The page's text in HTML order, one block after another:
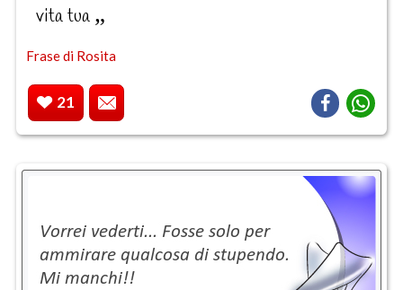
vita tua
Frase di Rosita
21